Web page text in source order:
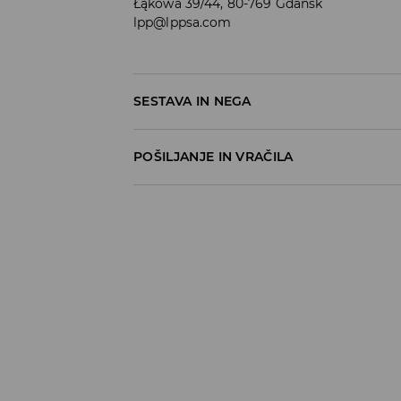
Łąkowa 39/44, 80-769 Gdańsk
lpp@lppsa.com
SESTAVA IN NEGA
POŠILJANJE IN VRAČILA